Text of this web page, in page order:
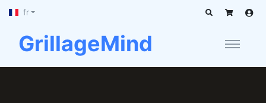
fr
GrillageMind